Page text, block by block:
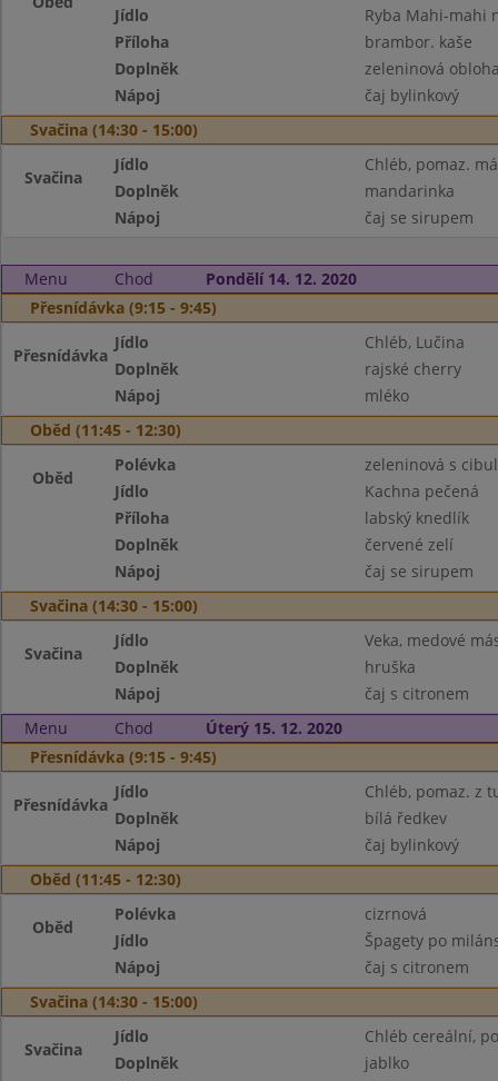
Jídlo
Ryba Mahi-mahi
Příloha
brambor. kaše
Doplněk
zeleninová
Nápoj
čaj bylinkový
Svačina (14:30 - 15:00)
Svačina
Jídlo
Chléb, pomaz.
Doplněk
mandarinka
Nápoj
čaj se sirupem
Menu Chod
Pondělí 14. 12. 2020
Přesnídávka (9:15 - 9:45)
Přesnídávka
Jídlo
Chléb, Lučina
Doplněk
rajské cherry
Nápoj
mléko
Oběd (11:45 - 12:30)
Oběd
Polévka
zeleninová s
Jídlo
Kachna pečená
Příloha
labský knedlík
Doplněk
červené zelí
Nápoj
čaj se sirupem
Svačina (14:30 - 15:00)
Svačina
Jídlo
Veka, medové
Doplněk
hruška
Nápoj
čaj s citronem
Menu
Chod
Úterý 15. 12. 2020
Přesnídávka (9:15 - 9:45)
Přesnídávka
Jídlo
Chléb, pomaz. z
Doplněk
bílá ředkev
Nápoj
čaj bylinkový
Oběd (11:45 - 12:30)
Oběd
Polévka
cizrnová
Jídlo
Špagety po
Nápoj
čaj s citronem
Svačina (14:30 - 15:00)
Svačina
Jídlo
Chléb cereální,
Doplněk
jablko